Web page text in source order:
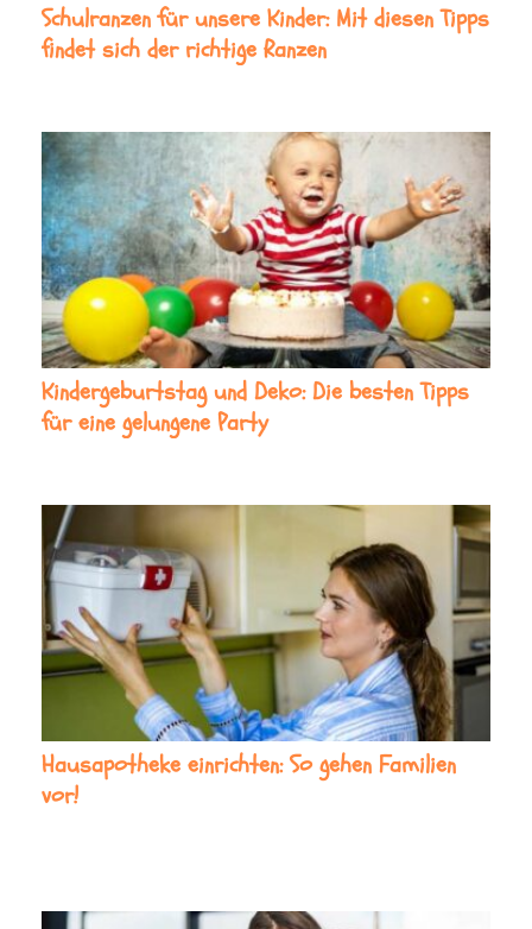
Schulranzen für unsere Kinder: Mit diesen Tipps
findet sich der richtige Ranzen
Kindergeburtstag und Deko: Die besten Tipps
für eine gelungene Party
Hausapotheke einrichten: So gehen Familien
vor!